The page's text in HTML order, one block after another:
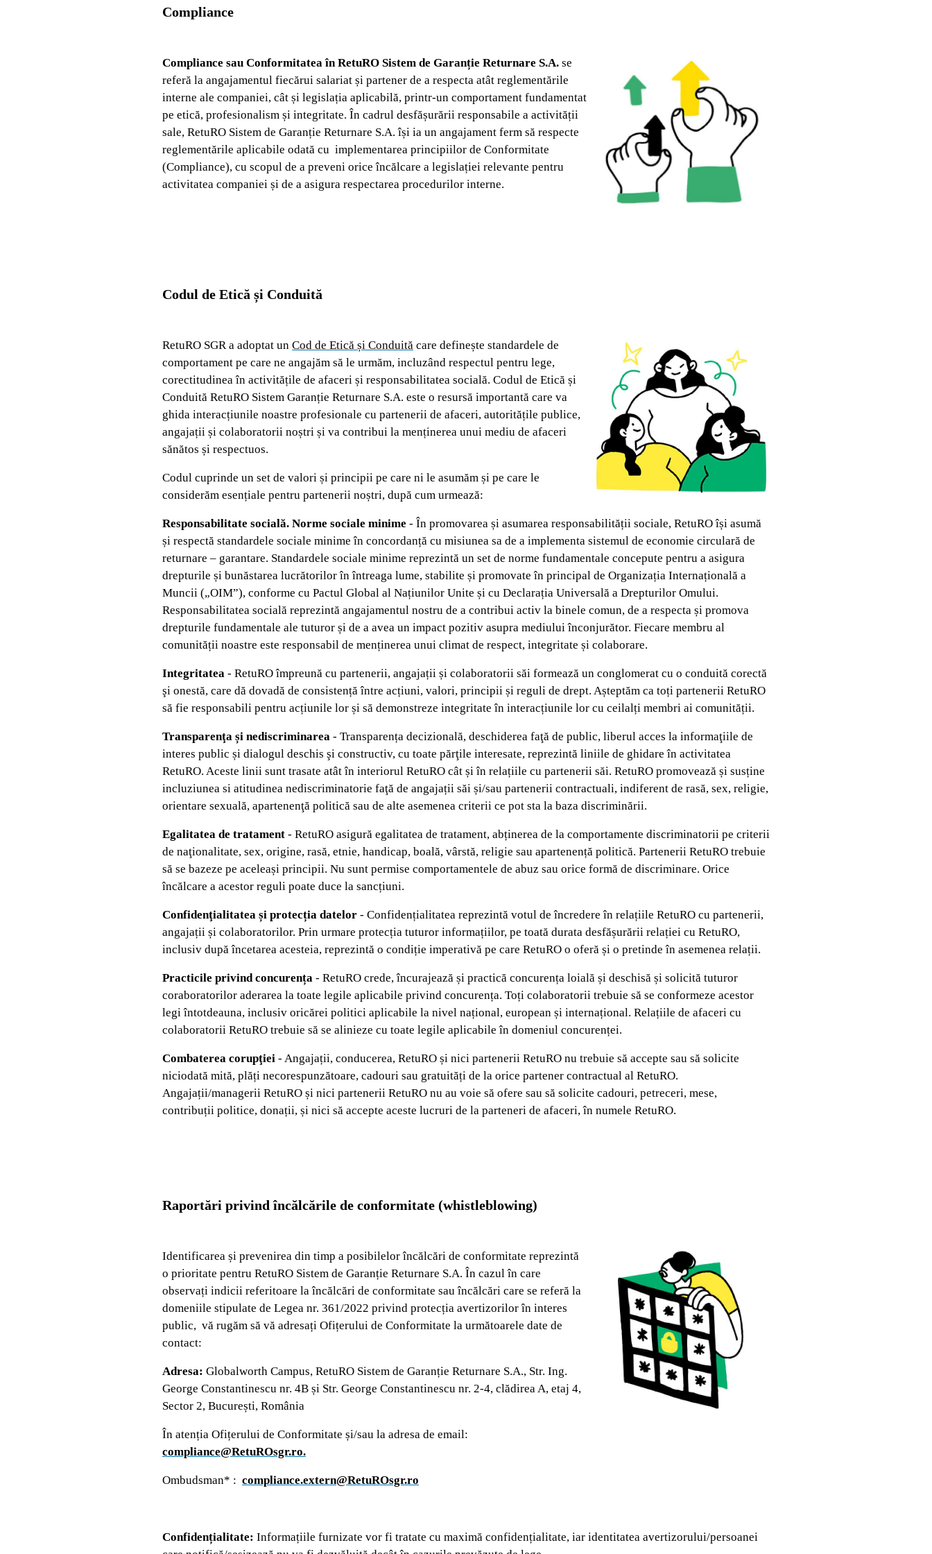
Compliance
Compliance sau Conformitatea în RetuRO Sistem de Garanție Returnare S.A. se
referă la angajamentul fiecărui salariat și partener de a respecta atât reglementările
interne ale companiei, cât și legislația aplicabilă, printr-un comportament fundamentat
pe etică, profesionalism și integritate. În cadrul desfășurării responsabile a activității
sale, RetuRO Sistem de Garanție Returnare S.A. își ia un angajament ferm să respecte
reglementările aplicabile odată cu implementarea principiilor de Conformitate
(Compliance), cu scopul de a preveni orice încălcare a legislației relevante pentru
activitatea companiei și de a asigura respectarea procedurilor interne.
Codul de Etică și Conduită
RetuRO SGR a adoptat un Cod de Etică și Conduită care definește standardele de
comportament pe care ne angajăm să le urmăm, incluzând respectul pentru lege,
corectitudinea în activitățile de afaceri și responsabilitatea socială. Codul de Etică și
Conduită RetuRO Sistem Garanție Returnare S.A. este o resursă importantă care va
ghida interacțiunile noastre profesionale cu partenerii de afaceri, autoritățile publice,
angajații și colaboratorii noștri și va contribui la menținerea unui mediu de afaceri
sănătos și respectuos.
Codul cuprinde un set de valori și principii pe care ni le asumăm și pe care le
considerăm esențiale pentru partenerii noștri, după cum urmează:
Responsabilitate socială. Norme sociale minime - În promovarea și asumarea responsabilității sociale, RetuRO își asumă
și respectă standardele sociale minime în concordanță cu misiunea sa de a implementa sistemul de economie circulară de
returnare – garantare. Standardele sociale minime reprezintă un set de norme fundamentale concepute pentru a asigura
drepturile și bunăstarea lucrătorilor în întreaga lume, stabilite și promovate în principal de Organizația Internațională a
Muncii („OIM”), conforme cu Pactul Global al Națiunilor Unite și cu Declarația Universală a Drepturilor Omului.
Responsabilitatea socială reprezintă angajamentul nostru de a contribui activ la binele comun, de a respecta și promova
drepturile fundamentale ale tuturor și de a avea un impact pozitiv asupra mediului înconjurător. Fiecare membru al
comunității noastre este responsabil de menținerea unui climat de respect, integritate și colaborare.
Integritatea - RetuRO împreună cu partenerii, angajații și colaboratorii săi formează un conglomerat cu o conduită corectă
şi onestă, care dă dovadă de consistență între acțiuni, valori, principii și reguli de drept. Așteptăm ca toți partenerii RetuRO
să fie responsabili pentru acțiunile lor și să demonstreze integritate în interacțiunile lor cu ceilalți membri ai comunității.
Transparenţa și nediscriminarea - Transparența decizională, deschiderea faţă de public, liberul acces la informaţiile de
interes public și dialogul deschis şi constructiv, cu toate părţile interesate, reprezintă liniile de ghidare în activitatea
RetuRO. Aceste linii sunt trasate atât în interiorul RetuRO cât și în relațiile cu partenerii săi. RetuRO promovează și susține
incluziunea si atitudinea nediscriminatorie faţă de angajații săi și/sau partenerii contractuali, indiferent de rasă, sex, religie,
orientare sexuală, apartenenţă politică sau de alte asemenea criterii ce pot sta la baza discriminării.
Egalitatea de tratament - RetuRO asigură egalitatea de tratament, abținerea de la comportamente discriminatorii pe criterii
de naţionalitate, sex, origine, rasă, etnie, handicap, boală, vârstă, religie sau apartenență politică. Partenerii RetuRO trebuie
să se bazeze pe aceleași principii. Nu sunt permise comportamentele de abuz sau orice formă de discriminare. Orice
încălcare a acestor reguli poate duce la sancțiuni.
Confidenţialitatea și protecția datelor - Confidențialitatea reprezintă votul de încredere în relațiile RetuRO cu partenerii,
angajații și colaboratorilor. Prin urmare protecția tuturor informațiilor, pe toată durata desfășurării relației cu RetuRO,
inclusiv după încetarea acesteia, reprezintă o condiție imperativă pe care RetuRO o oferă și o pretinde în asemenea relații.
Practicile privind concurența - RetuRO crede, încurajează și practică concurența loială și deschisă și solicită tuturor
coraboratorilor aderarea la toate legile aplicabile privind concurența. Toți colaboratorii trebuie să se conformeze acestor
legi întotdeauna, inclusiv oricărei politici aplicabile la nivel național, european și internațional. Relațiile de afaceri cu
colaboratorii RetuRO trebuie să se alinieze cu toate legile aplicabile în domeniul concurenței.
Combaterea corupţiei - Angajații, conducerea, RetuRO și nici partenerii RetuRO nu trebuie să accepte sau să solicite
niciodată mită, plăți necorespunzătoare, cadouri sau gratuități de la orice partener contractual al RetuRO.
Angajații/managerii RetuRO și nici partenerii RetuRO nu au voie să ofere sau să solicite cadouri, petreceri, mese,
contribuții politice, donații, și nici să accepte aceste lucruri de la parteneri de afaceri, în numele RetuRO.
Raportări privind încălcările de conformitate (whistleblowing)
Identificarea și prevenirea din timp a posibilelor încălcări de conformitate reprezintă
o prioritate pentru RetuRO Sistem de Garanție Returnare S.A. În cazul în care
observați indicii referitoare la încălcări de conformitate sau încălcări care se referă la
domeniile stipulate de Legea nr. 361/2022 privind protecția avertizorilor în interes
public, vă rugăm să vă adresați Ofițerului de Conformitate la următoarele date de
contact:
Adresa: Globalworth Campus, RetuRO Sistem de Garanție Returnare S.A., Str. Ing.
George Constantinescu nr. 4B și Str. George Constantinescu nr. 2-4, clădirea A, etaj 4,
Sector 2, București, România
În atenția Ofițerului de Conformitate și/sau la adresa de email:
compliance@RetuROsgr.ro.
Ombudsman* : compliance.extern@RetuROsgr.ro
Confidențialitate: Informațiile furnizate vor fi tratate cu maximă confidențialitate, iar identitatea avertizorului/persoanei